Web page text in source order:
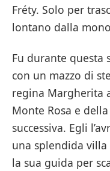
Fréty. Solo per
lontano dalla
Fu durante questa
con un mazzo di
regina Margherita
Monte Rosa e della
successiva. Egli
una splendida villa
la sua guida per